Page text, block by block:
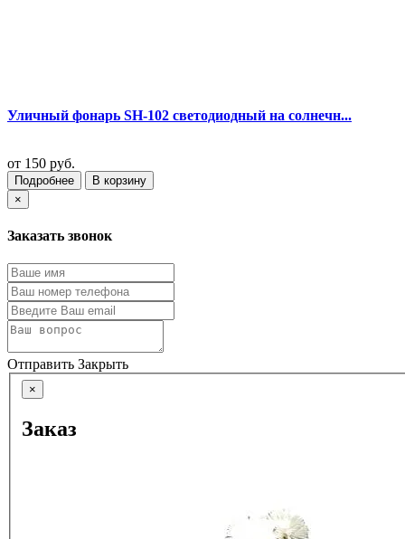
Уличный фонарь SH-102 светодиодный на солнечн...
от 150 руб.
Подробнее
В корзину
×
Заказать звонок
Отправить Закрыть
×
Заказ